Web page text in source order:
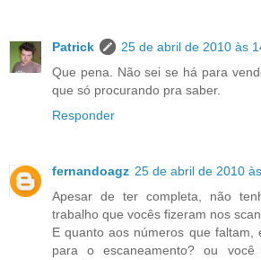
Patrick
25 de abril de 2010 às
Que pena. Não sei se há para
que só procurando pra saber.
Responder
fernandoagz 25 de abril de 2010
Apesar de ter completa, não
trabalho que vocês fizeram nos
E quanto aos números que faltam,
para o escaneamento? ou você